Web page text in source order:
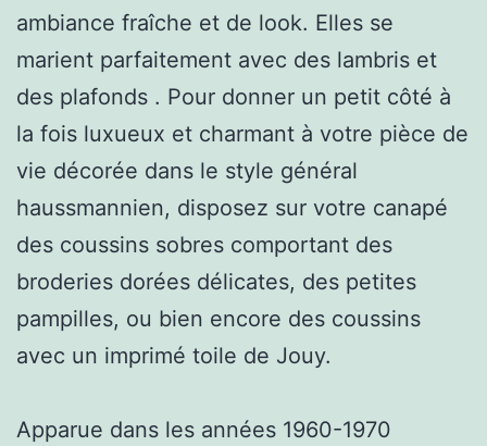
ambiance fraîche et de look. Elles se
marient parfaitement avec des lambris et
des plafonds . Pour donner un petit côté à
la fois luxueux et charmant à votre pièce de
vie décorée dans le style général
haussmannien, disposez sur votre canapé
des coussins sobres comportant des
broderies dorées délicates, des petites
pampilles, ou bien encore des coussins
avec un imprimé toile de Jouy.
Apparue dans les années 1960-1970